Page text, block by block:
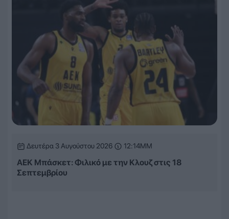
Δευτέρα 3 Αυγούστου 2026 12:14ΜΜ
ΑΕΚ Μπάσκετ: Φιλικό με την Κλουζ στις 18
Σεπτεμβρίου